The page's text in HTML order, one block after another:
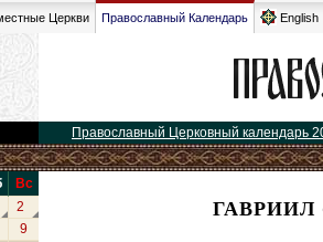
Церкви Православный Календарь English
Православный Церковный календарь
Вс
2
9